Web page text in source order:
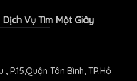
Vụ Tìm Một Giây
P.15,Quận Tân Bình, TP.Hồ